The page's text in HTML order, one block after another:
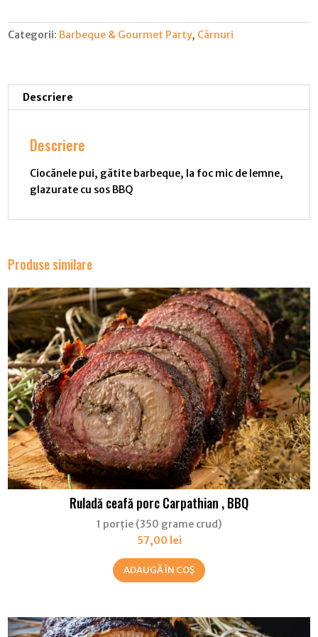
BBQ
Categorii: Barbeque & Gourmet Party, Cărnuri
Descriere
Descriere
Ciocănele pui, gătite barbeque, la foc mic de lemne,
glazurate cu sos BBQ
Produse similare
Ruladă ceafă porc Carpathian , BBQ
1 porție (350 grame crud)
57,00 lei
ADAUGĂ ÎN COȘ